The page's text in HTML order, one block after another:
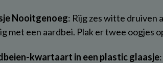
Nooitgenoeg: Rijg zes witte druiven
met een aardbei. Plak er twee oogjes
kwartaart in een plastic glaasje